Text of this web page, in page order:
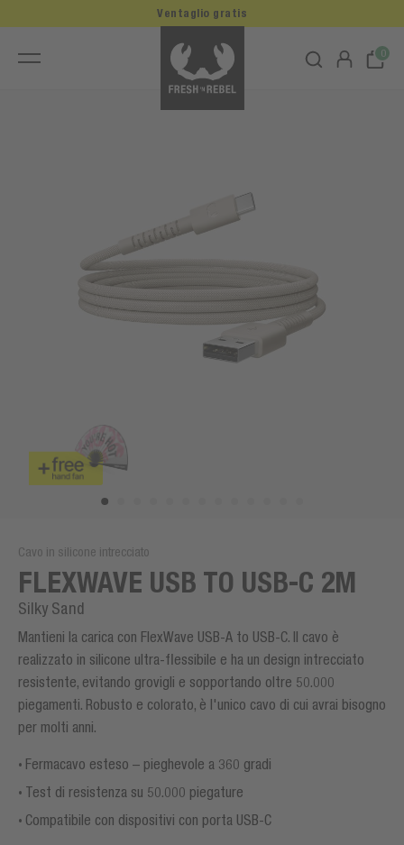
0
Ventaglio gratis
Cavo in silicone intrecciato
FLEXWAVE USB TO USB-C 2M
Silky Sand
Mantieni la carica con FlexWave USB-A to USB-C. Il cavo è
realizzato in silicone ultra-flessibile e ha un design intrecciato
resistente, evitando grovigli e sopportando oltre 50.000
piegamenti. Robusto e colorato, è l'unico cavo di cui avrai bisogno
per molti anni.
Fermacavo esteso – pieghevole a 360 gradi
Test di resistenza su 50.000 piegature
Compatibile con dispositivi con porta USB-C